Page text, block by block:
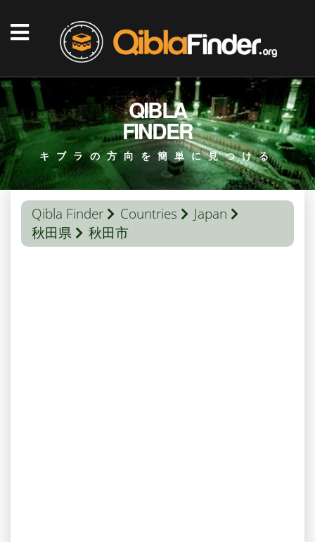
QIBLA
FINDER
キブラの方向を簡単に見つける
Qibla Finder Countries
Japan
秋田県
秋田市